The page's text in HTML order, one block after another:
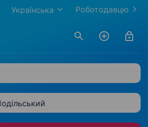
Роботодавцю
Українська